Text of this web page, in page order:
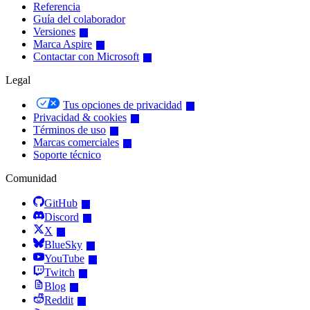
Referencia
Guía del colaborador
Versiones
Marca Aspire
Contactar con Microsoft
Legal
Tus opciones de privacidad
Privacidad & cookies
Términos de uso
Marcas comerciales
Soporte técnico
Comunidad
GitHub
Discord
X
BlueSky
YouTube
Twitch
Blog
Reddit